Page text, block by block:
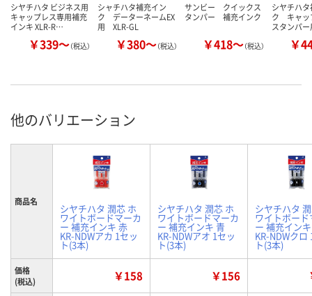
シヤチハタ ビジネス用
キャップレス専用補充
インキ XLR-R…
￥339～（税込）
シャチハタ補充イン
ク データーネームEX
用 XLR-GL
￥380～（税込）
サンビー クイックス
タンパー 補充インク
￥418～（税込）
シヤチハ
ク キャッ
スタンパ
￥
他のバリエーション
商品名
シヤチハタ 潤芯 ホ
ワイトボードマーカ
ー 補充インキ 赤
KR-NDWアカ 1セッ
ト(3本)
シヤチハタ 潤芯 ホ
ワイトボードマーカ
ー 補充インキ 青
KR-NDWアオ 1セッ
ト(3本)
シヤチハタ
ワイトボー
ー 補充イン
KR-NDWクロ
ト(3本)
価格
(税込)
￥158 ￥156